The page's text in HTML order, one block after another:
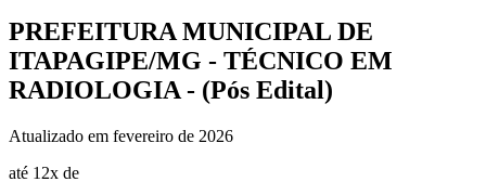
PREFEITURA MUNICIPAL DE
ITAPAGIPE/MG - TÉCNICO EM
RADIOLOGIA - (Pós Edital)
Atualizado em fevereiro de 2026
até 12x de